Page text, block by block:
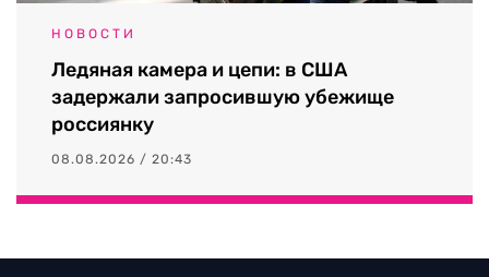
НОВОСТИ
Ледяная камера и цепи: в США
задержали запросившую убежище
россиянку
08.08.2026 / 20:43